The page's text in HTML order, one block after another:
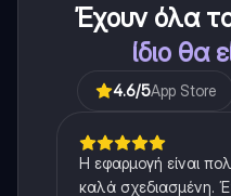
Έχουν όλα
ίδιο θα
4.6/5App Store
Η εφαρμογή είναι
καλά σχεδιασμένη.